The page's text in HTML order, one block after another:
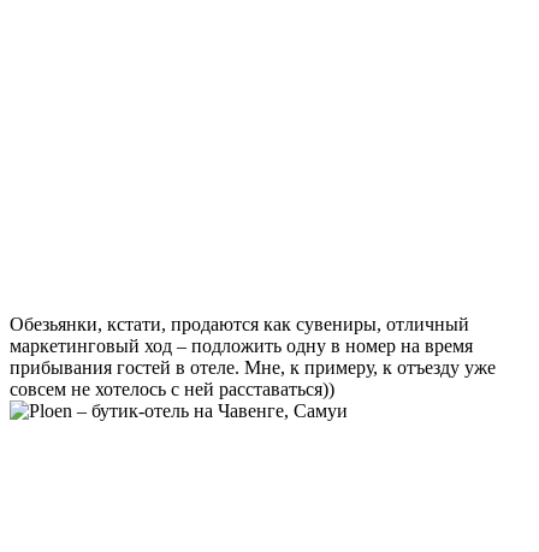
Обезьянки, кстати, продаются как сувениры, отличный
маркетинговый ход – подложить одну в номер на время
прибывания гостей в отеле. Мне, к примеру, к отъезду уже
совсем не хотелось с ней расставаться))